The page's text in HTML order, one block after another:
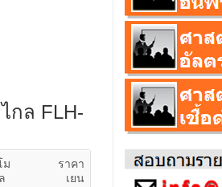
กล FLH-
ม
ราคา
เยน